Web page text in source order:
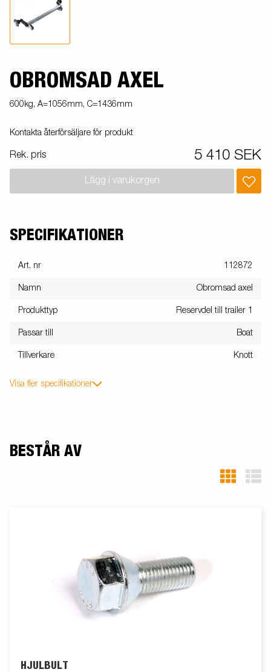
OBROMSAD AXEL
600kg, A=1056mm, C=1436mm
Kontakta återförsäljare för produkt
Rek. pris 5 410 SEK
Lägg i varukorgen
SPECIFIKATIONER
Art. nr 112872
Namn Obromsad axel
Produkttyp Reservdel till trailer 1
Passar till Boat
Tillverkare Knott
Visa fler specifikationer
BESTÅR AV
HJULBULT